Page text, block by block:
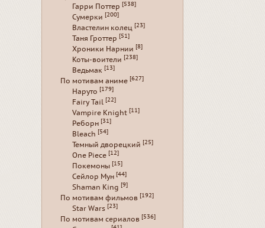
Гарри Поттер [538]
Сумерки [200]
Властелин колец [23]
Таня Гроттер [51]
Хроники Нарнии [8]
Коты-воители [238]
Ведьмак [13]
По мотивам аниме [627]
Наруто [179]
Fairy Tail [22]
Vampire Knight [11]
Реборн [31]
Bleach [54]
Темный дворецкий [25]
One Piece [12]
Покемоны [15]
Сейлор Мун [44]
Shaman King [9]
По мотивам фильмов [192]
Star Wars [23]
По мотивам сериалов [536]